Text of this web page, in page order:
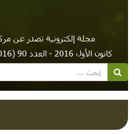
مجلة إلكترونية تصدر عن
كانون الأول 2016 - العدد 90 (2016-12-01)